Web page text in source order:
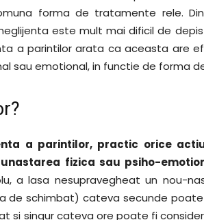
forma de tratamente rele.
este mult mai dificil de
a parintilor arata ca aceasta are
sau emotional, in functie de forma
a parintilor, practic orice
fizica sau psiho-
a lasa nesupravegheat un nou-
de schimbat) cateva secunde
si singur cateva ore poate fi